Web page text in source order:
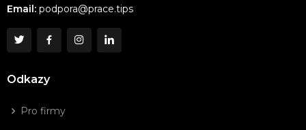
Email: podpora@prace.tips
Odkazy
Pro firmy